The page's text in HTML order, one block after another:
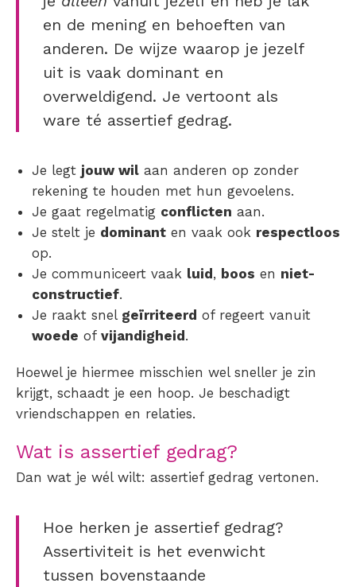
en de mening en behoeften van
anderen. De wijze waarop je jezelf
uit is vaak dominant en
overweldigend. Je vertoont als
ware té assertief gedrag.
Je legt jouw wil aan anderen op zonder
rekening te houden met hun gevoelens.
Je gaat regelmatig conflicten aan.
Je stelt je dominant en vaak ook respectloos
op.
Je communiceert vaak luid , boos en niet-
constructief.
Je raakt snel geïrriteerd of regeert vanuit
woede of vijandigheid .
Hoewel je hiermee misschien wel sneller je zin
krijgt, schaadt je een hoop. Je beschadigt
vriendschappen en relaties.
Wat is assertief gedrag?
Dan wat je wél wilt: assertief gedrag vertonen.
Hoe herken je assertief gedrag?
Assertiviteit is het evenwicht
tussen bovenstaande